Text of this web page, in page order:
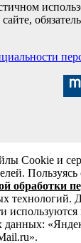
Cookie и
обработки
технологий.
данных: